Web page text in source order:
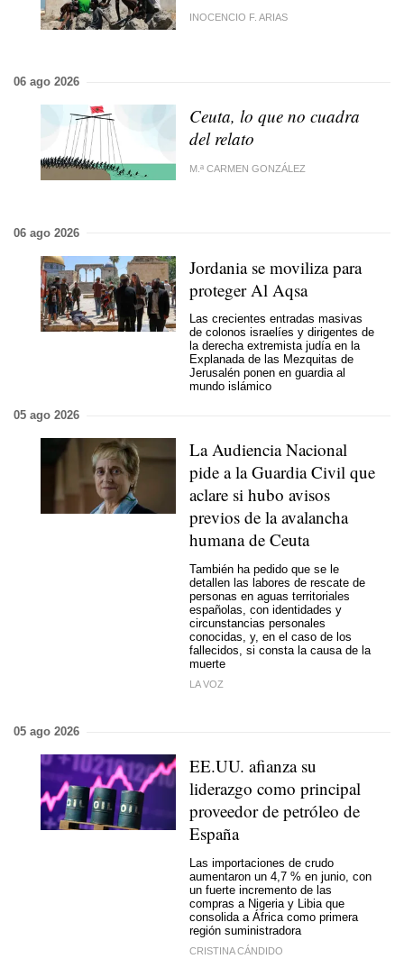
INOCENCIO F. ARIAS
06 ago 2026
Ceuta, lo que no cuadra
del relato
M.ª CARMEN GONZÁLEZ
06 ago 2026
Jordania se moviliza para
proteger Al Aqsa
Las crecientes entradas masivas
de colonos israelíes y dirigentes de
la derecha extremista judía en la
Explanada de las Mezquitas de
Jerusalén ponen en guardia al
mundo islámico
05 ago 2026
La Audiencia Nacional
pide a la Guardia Civil que
aclare si hubo avisos
previos de la avalancha
humana de Ceuta
También ha pedido que se le
detallen las labores de rescate de
personas en aguas territoriales
españolas, con identidades y
circunstancias personales
conocidas, y, en el caso de los
fallecidos, si consta la causa de la
muerte
LA VOZ
05 ago 2026
EE.UU. afianza su
liderazgo como principal
proveedor de petróleo de
España
Las importaciones de crudo
aumentaron un 4,7 % en junio, con
un fuerte incremento de las
compras a Nigeria y Libia que
consolida a África como primera
región suministradora
CRISTINA CÁNDIDO